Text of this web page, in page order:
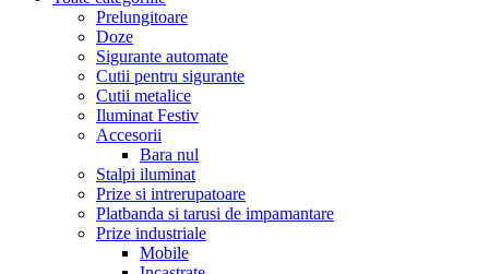
Prelungitoare
Doze
Sigurante automate
Cutii pentru sigurante
Cutii metalice
Iluminat Festiv
Accesorii
Bara nul
Stalpi iluminat
Prize si intrerupatoare
Platbanda si tarusi de impamantare
Prize industriale
Mobile